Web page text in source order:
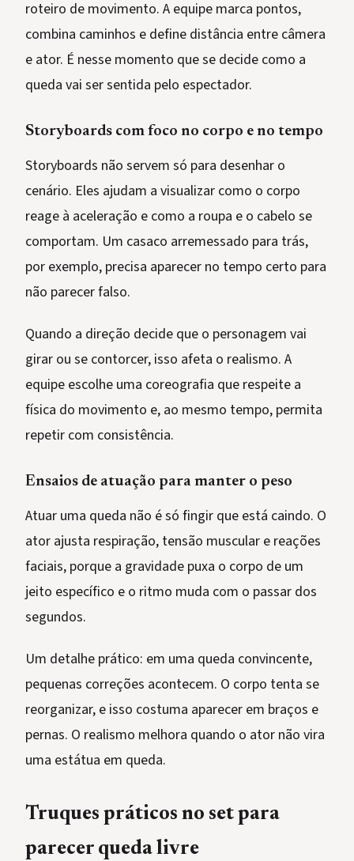
roteiro de movimento. A equipe marca pontos,
combina caminhos e define distância entre câmera
e ator. É nesse momento que se decide como a
queda vai ser sentida pelo espectador.
Storyboards com foco no corpo e no tempo
Storyboards não servem só para desenhar o
cenário. Eles ajudam a visualizar como o corpo
reage à aceleração e como a roupa e o cabelo se
comportam. Um casaco arremessado para trás,
por exemplo, precisa aparecer no tempo certo para
não parecer falso.
Quando a direção decide que o personagem vai
girar ou se contorcer, isso afeta o realismo. A
equipe escolhe uma coreografia que respeite a
física do movimento e, ao mesmo tempo, permita
repetir com consistência.
Ensaios de atuação para manter o peso
Atuar uma queda não é só fingir que está caindo. O
ator ajusta respiração, tensão muscular e reações
faciais, porque a gravidade puxa o corpo de um
jeito específico e o ritmo muda com o passar dos
segundos.
Um detalhe prático: em uma queda convincente,
pequenas correções acontecem. O corpo tenta se
reorganizar, e isso costuma aparecer em braços e
pernas. O realismo melhora quando o ator não vira
uma estátua em queda.
Truques práticos no set para
parecer queda livre